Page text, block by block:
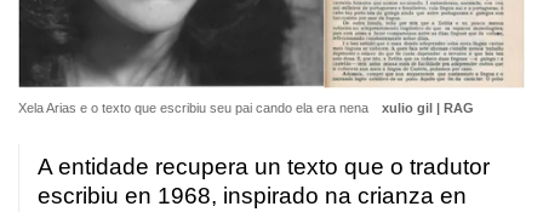
Xela Arias e o texto que escribiu seu pai cando ela era nena xulio gil | RAG
A entidade recupera un texto que o tradutor
escribiu en 1968, inspirado na crianza en